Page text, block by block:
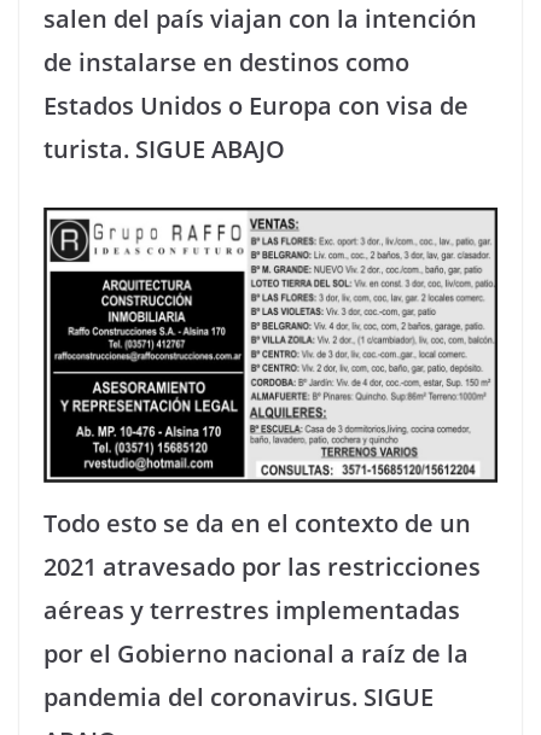
salen del país viajan con la intención
de instalarse en destinos como
Estados Unidos o Europa con visa de
turista. SIGUE ABAJO
Todo esto se da en el contexto de un
2021 atravesado por las restricciones
aéreas y terrestres implementadas
por el Gobierno nacional a raíz de la
pandemia del coronavirus. SIGUE